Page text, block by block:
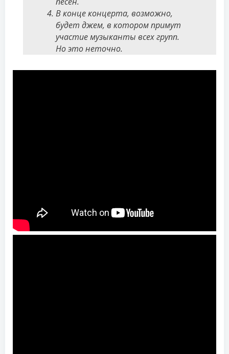
В конце концерта, возможно,
будет джем, в котором примут
участие музыканты всех групп.
Но это неточно.